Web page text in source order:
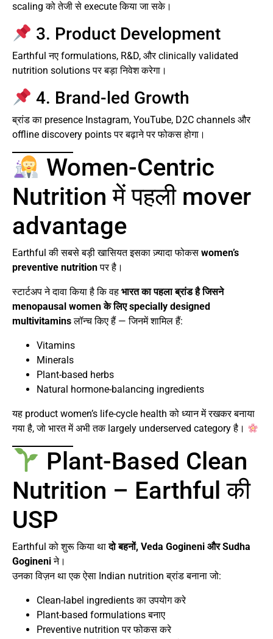
scaling को तेजी से execute किया जा सके।
3. Product Development
Earthful नए formulations, R&D, और clinically validated
nutrition solutions पर बड़ा निवेश करेगा।
4. Brand-led Growth
ब्रांड का presence Instagram, YouTube, D2C channels और
offline discovery points पर बढ़ाने पर फोकस होगा।
Women-Centric
Nutrition में पहली mover
advantage
Earthful की सबसे बड़ी खासियत इसका ज़्यादा फोकस women’s
preventive nutritionपर है।
स्टार्टअप ने दावा किया है कि वह भारत का पहला ब्रांड है जिसने
menopausal women के लिए specially designed
multivitaminsलॉन्च किए हैं — जिनमें शामिल हैं:
Vitamins
Minerals
Plant-based herbs
Natural hormone-balancing ingredients
यह product women’s life-cycle health को ध्यान में रखकर बनाया
गया है, जो भारत में अभी तक largely underserved category है।
Plant-Based Clean
Nutrition – Earthful की
USP
Earthful को शुरू किया थादो बहनों, Veda Gogineni और Sudha
Gogineniने।
उनका विज़न था एक ऐसा Indian nutrition ब्रांड बनाना जो:
Clean-label ingredients का उपयोग करे
Plant-based formulations बनाए
Preventive nutrition पर फोकस करे